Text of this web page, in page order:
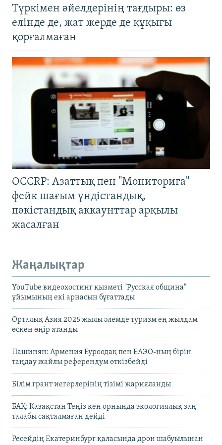
Түркімен әйелдерінің тағдыры: өз
елінде де, жат жерде де құқығы
қорғалмаған
OCCRP: Азаттық пен "Мониториға"
фейк шағым үндістандық,
пәкістандық аккаунттар арқылы
жасалған
Жаңалықтар
YouTube видеохостинг қызметі "Русская община"
ұйымының екі арнасын бұғаттады
Орталық Азия 2025 жылы әлемде туризм ең жылдам
өскен өңір атанды
Пашинян: Армения Еуроодақ пен ЕАЭО-ның бірін
таңдау жайлы референдум өткізбейді
Білім грант иегерлерінің тізімі жарияланды
БАҚ: Қазақстан Теңіз кен орнында экологиялық заң
талабы сақталмаған дейді
Ресейдің Екатеринбург қаласында дрон шабуылынан